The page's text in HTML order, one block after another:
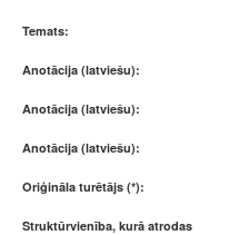
Temats:
Anotācija (latviešu):
Anotācija (latviešu):
Anotācija (latviešu):
Oriģināla turētājs (*):
Struktūrvienība, kurā atrodas